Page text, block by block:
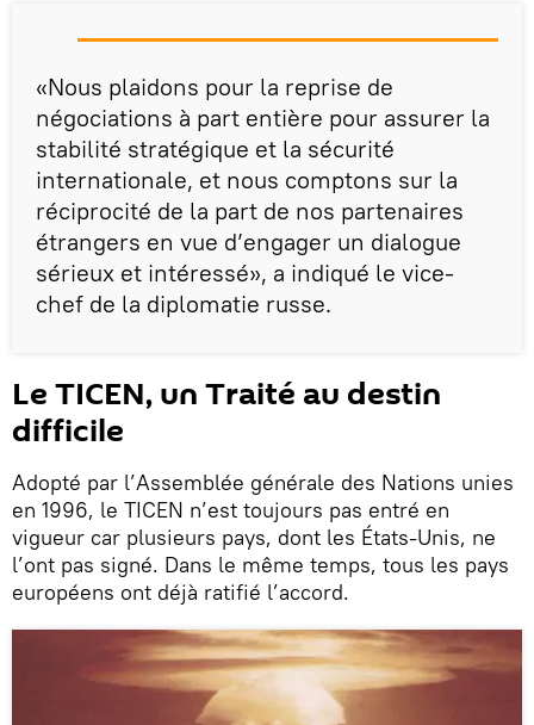
«Nous plaidons pour la reprise de
négociations à part entière pour assurer la
stabilité stratégique et la sécurité
internationale, et nous comptons sur la
réciprocité de la part de nos partenaires
étrangers en vue d’engager un dialogue
sérieux et intéressé», a indiqué le vice-
chef de la diplomatie russe.
Le TICEN, un Traité au destin
difficile
Adopté par l’Assemblée générale des Nations unies
en 1996, le TICEN n’est toujours pas entré en
vigueur car plusieurs pays, dont les États-Unis, ne
l’ont pas signé. Dans le même temps, tous les pays
européens ont déjà ratifié l’accord.